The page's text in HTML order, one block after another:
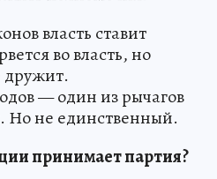
власть ставит
во власть, но
дружит.
— один из рычагов
Но не единственный.
принимает партия?